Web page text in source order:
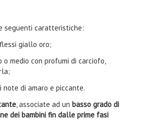
seguenti caratteristiche:
giallo oro;
medio con profumi di carciofo,
di amaro e piccante.
, associate ad un basso grado di
dei bambini fin dalle prime fasi